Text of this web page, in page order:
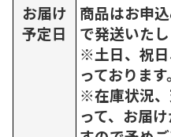
お届け
予定日
商品はお申
で発送いたし
※土日、祝
っております。
※在庫状況、
って、お届